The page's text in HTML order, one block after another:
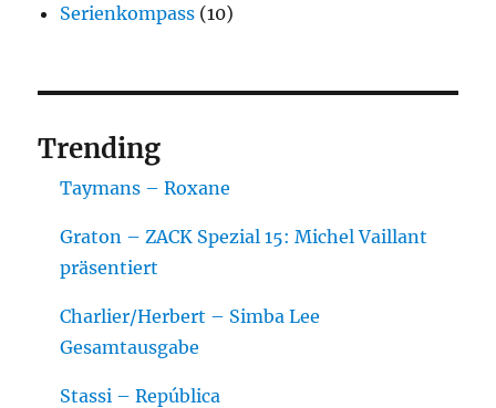
Serienkompass (10)
Trending
Taymans – Roxane
Graton – ZACK Spezial 15: Michel Vaillant
präsentiert
Charlier/Herbert – Simba Lee
Gesamtausgabe
Stassi – República